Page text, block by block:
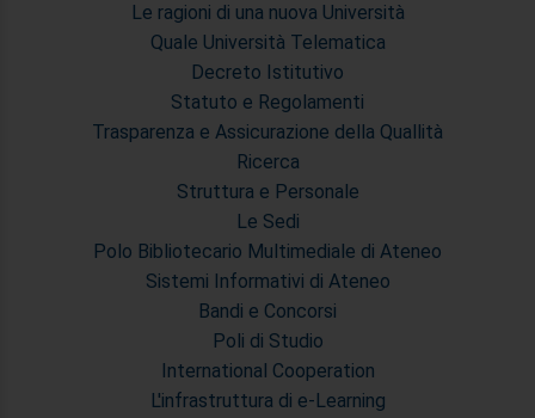
Le ragioni di una nuova Università
Quale Università Telematica
Decreto Istitutivo
Statuto e Regolamenti
Trasparenza e Assicurazione della Quallità
Ricerca
Struttura e Personale
Le Sedi
Polo Bibliotecario Multimediale di Ateneo
Sistemi Informativi di Ateneo
Bandi e Concorsi
Poli di Studio
International Cooperation
L'infrastruttura di e-Learning